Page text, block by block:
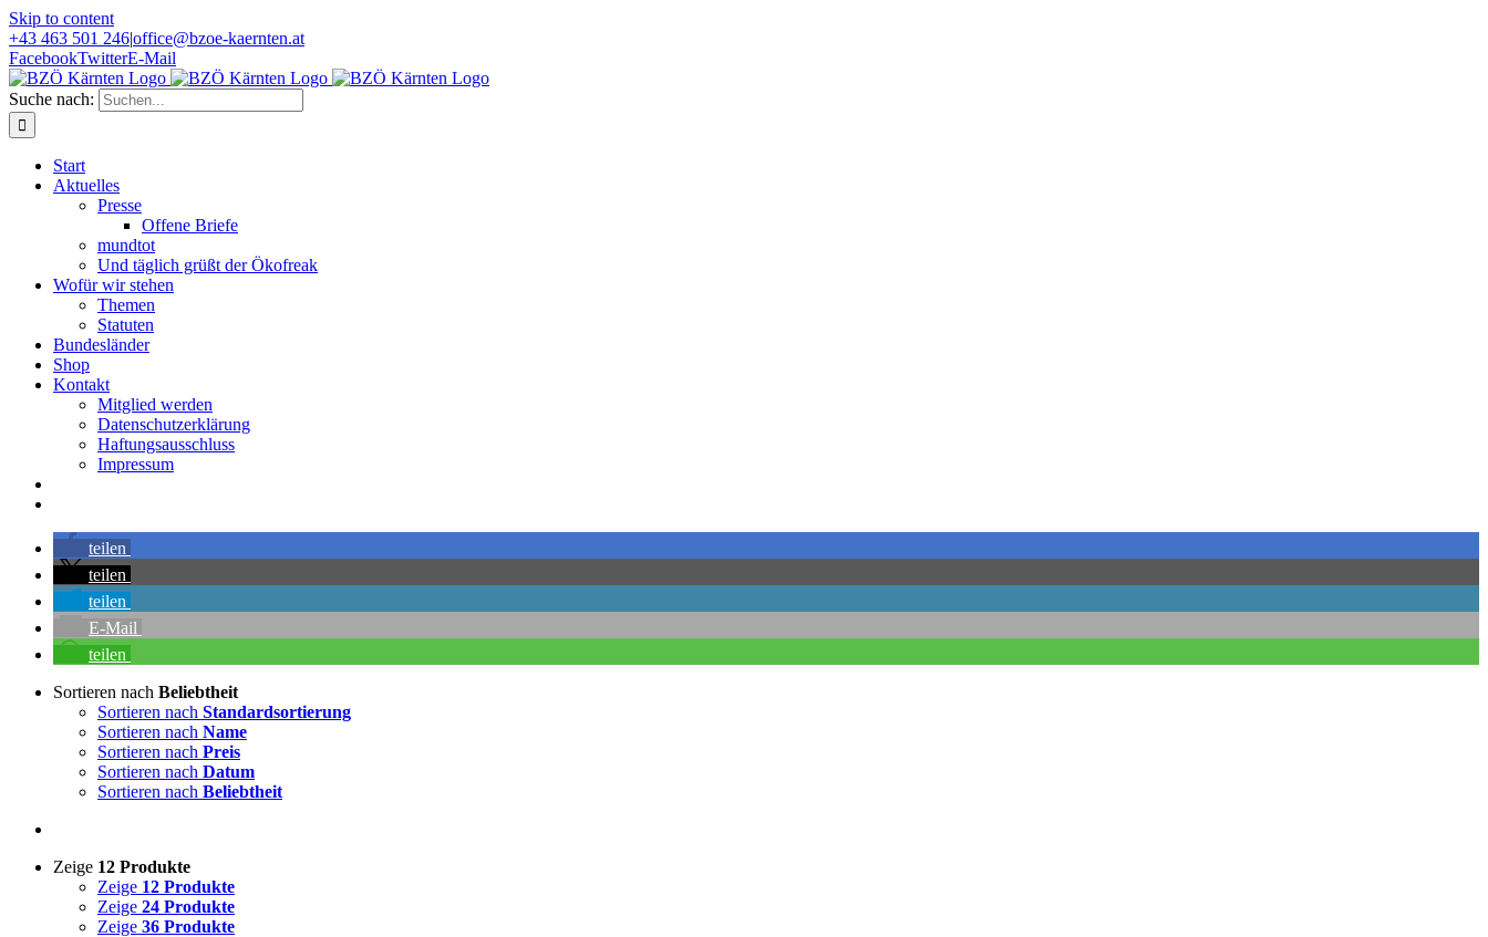
Skip to content
+43 463 501 246|office@bzoe-kaernten.at
FacebookTwitterE-Mail
Suche nach:
Start
Aktuelles
Presse
Offene Briefe
mundtot
Und täglich grüßt der Ökofreak
Wofür wir stehen
Themen
Statuten
Bundesländer
Shop
Kontakt
Mitglied werden
Datenschutzerklärung
Haftungsausschluss
Impressum
teilen
teilen
teilen
E-Mail
teilen
Sortieren nach Beliebtheit
Sortieren nach Standardsortierung
Sortieren nach Name
Sortieren nach Preis
Sortieren nach Datum
Sortieren nach Beliebtheit
Zeige 12 Produkte
Zeige 12 Produkte
Zeige 24 Produkte
Zeige 36 Produkte